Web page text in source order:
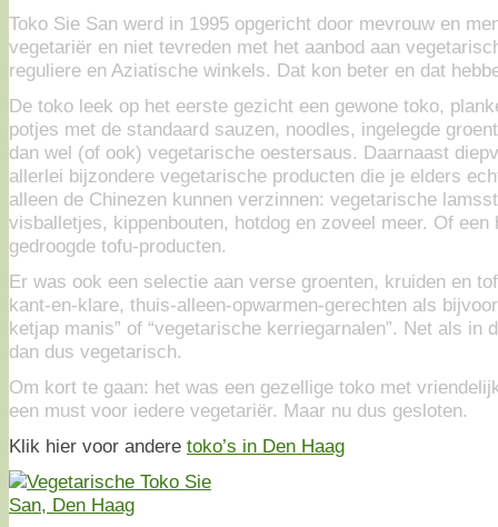
Toko Sie San werd in 1995 opgericht door mevrouw en
vegetariër en niet tevreden met het aanbod aan
reguliere en Aziatische winkels. Dat kon beter en dat
De toko leek op het eerste gezicht een gewone toko,
potjes met de standaard sauzen, noodles, ingelegde
dan wel (of ook) vegetarische oestersaus. Daarnaast
allerlei bijzondere vegetarische producten die je elders
alleen de Chinezen kunnen verzinnen: vegetarische
visballetjes, kippenbouten, hotdog en zoveel meer. Of een
gedroogde tofu-producten.
Er was ook een selectie aan verse groenten, kruiden en
kant-en-klare, thuis-alleen-opwarmen-gerechten als
ketjap manis” of “vegetarische kerriegarnalen”. Net als in
dan dus vegetarisch.
Om kort te gaan: het was een gezellige toko met
een must voor iedere vegetariër. Maar nu dus gesloten.
Klik hier voor andere toko’s in Den Haag